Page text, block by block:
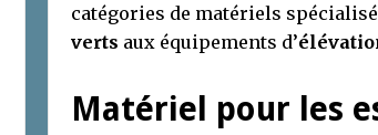
catégories de matériels
verts aux équipements d’
Matériel pour les